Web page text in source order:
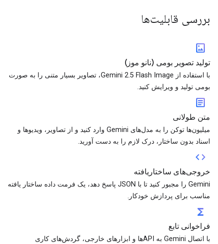
بررسی قابلیت‌ها
imagesmode
تولید تصویر بومی (نانو موز)
با استفاده از Gemini 2.5 Flash Image، تصاویر بسیار متنی را به صورت
بومی تولید و ویرایش کنید.
article
متن طولانی
میلیون‌ها توکن را به مدل‌های Gemini وارد کنید و از تصاویر، ویدیوها و
اسناد بدون ساختار، درک لازم را به دست آورید.
code
خروجی‌های ساختاریافته
Gemini را مجبور کنید تا با JSON پاسخ دهد، یک فرمت داده ساختار یافته
مناسب برای پردازش خودکار.
functions
فراخوانی تابع
با اتصال Gemini به APIها و ابزارهای خارجی، گردش‌های کاری